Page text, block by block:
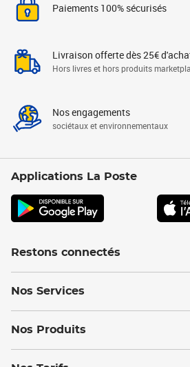
Paiements 100% sécurisés
Livraison offerte dès 25€
Hors livres et hors produits
Nos engagements
sociétaux et environnementaux
Applications La Poste
Restons connectés
Nos Services
Nos Produits